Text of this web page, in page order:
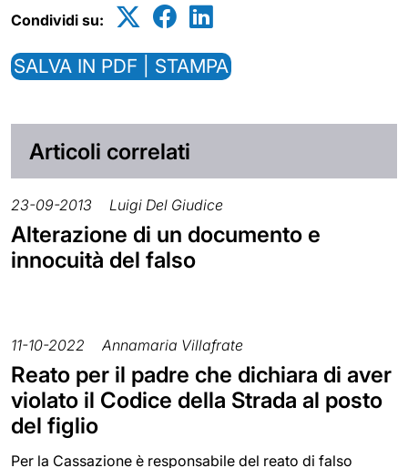
Condividi su:
SALVA IN PDF | STAMPA
Articoli correlati
23-09-2013 Luigi Del Giudice
Alterazione di un documento e
innocuità del falso
11-10-2022 Annamaria Villafrate
Reato per il padre che dichiara di aver
violato il Codice della Strada al posto
del figlio
Per la Cassazione è responsabile del reato di falso